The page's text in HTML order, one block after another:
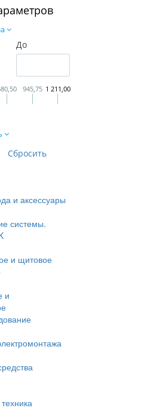
До
945,75 1 211,00
и аксессуары
системы.
и щитовое
и